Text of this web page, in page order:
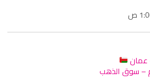
عمان
– سوق الذهب